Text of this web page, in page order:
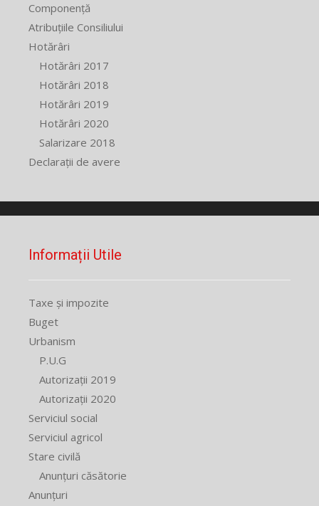
Componență
Atribuțiile Consiliului
Hotărâri
Hotărâri 2017
Hotărâri 2018
Hotărâri 2019
Hotărâri 2020
Salarizare 2018
Declarații de avere
Informații Utile
Taxe și impozite
Buget
Urbanism
P.U.G
Autorizații 2019
Autorizații 2020
Serviciul social
Serviciul agricol
Stare civilă
Anunțuri căsătorie
Anunțuri